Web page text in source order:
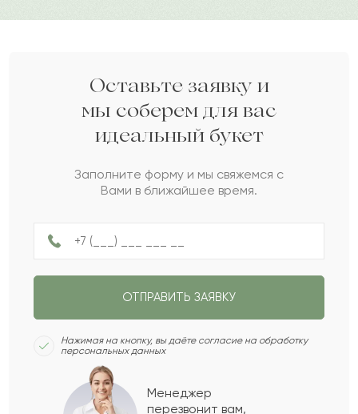
В 2022-06-03
Варвара
2022-05-05
Святогор
2022-04-13
Маргарита
Уркия
Д Диша
Нурия
Показать еще
Оставьте заявку и
мы соберем для вас
идеальный букет
Заполните форму и мы свяжемся с
Вами в ближайшее время.
ОТПРАВИТЬ ЗАЯВКУ
Нажимая на кнопку, вы даёте согласие на обработку
персональных данных
Менеджер
перезвонит вам,